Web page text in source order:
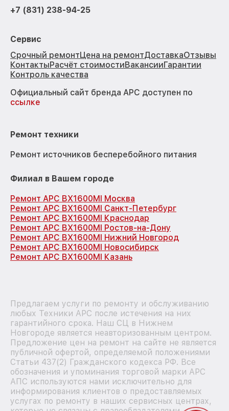
+7 (831) 238-94-25
Сервис
Срочный ремонтЦена на ремонтДоставкаОтзывы
КонтактыРасчёт стоимостиВакансииГарантии
Контроль качества
Официальный сайт бренда APC доступен по
ссылке
Ремонт техники
Ремонт источников бесперебойного питания
Филиал в Вашем городе
Ремонт APC BX1600MI Москва
Ремонт APC BX1600MI Санкт-Петербург
Ремонт APC BX1600MI Краснодар
Ремонт APC BX1600MI Ростов-на-Дону
Ремонт APC BX1600MI Нижний Новгород
Ремонт APC BX1600MI Новосибирск
Ремонт APC BX1600MI Казань
Предлагаем услуги по ремонту и обслуживанию
любых Техники APC после истечения на них
гарантийного срока. Наш СЦ в Нижнем
Новгороде является неавторизованным центром.
Предложение цен на ремонт на сайте не является
публичной офертой, определяемой положениями
Статьи 437(2) Гражданского кодекса РФ. Все
обозначения и упоминания торговой марки APC
АПС используются нами исключительно для
информирования клиентов о предоставляемых
услугах по ремонту в наших сервисных центрах,